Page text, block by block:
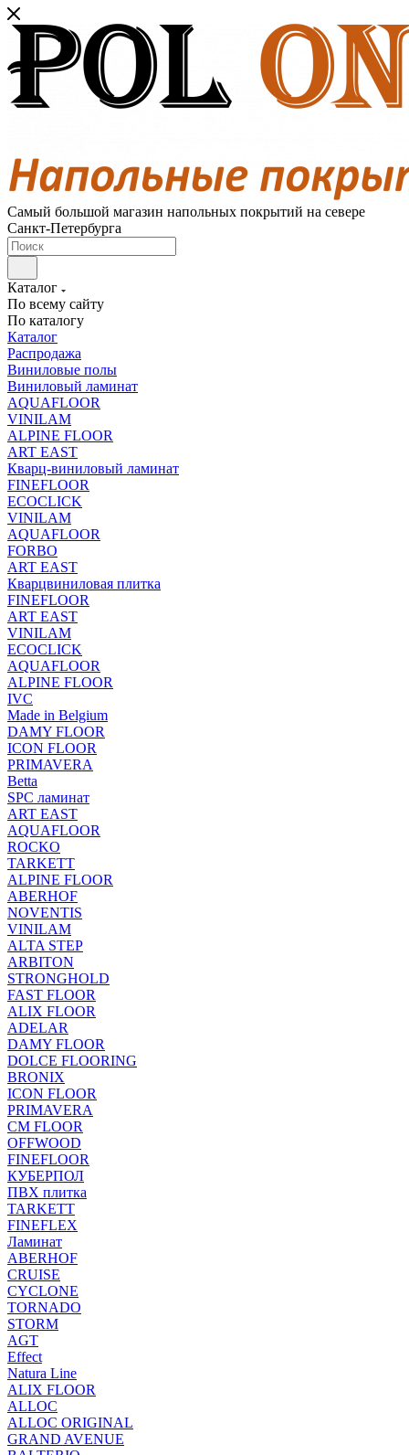
Самый большой магазин напольных покрытий на севере
Санкт-Петербурга
Каталог
По всему сайту
По каталогу
Каталог
Распродажа
Виниловые полы
Виниловый ламинат
AQUAFLOOR
VINILAM
ALPINE FLOOR
ART EAST
Кварц-виниловый ламинат
FINEFLOOR
ECOCLICK
VINILAM
AQUAFLOOR
FORBO
ART EAST
Кварцвиниловая плитка
FINEFLOOR
ART EAST
VINILAM
ECOCLICK
AQUAFLOOR
ALPINE FLOOR
IVC
Made in Belgium
DAMY FLOOR
ICON FLOOR
PRIMAVERA
Betta
SPC ламинат
ART EAST
AQUAFLOOR
ROCKO
TARKETT
ALPINE FLOOR
ABERHOF
NOVENTIS
VINILAM
ALTA STEP
ARBITON
STRONGHOLD
FAST FLOOR
ALIX FLOOR
ADELAR
DAMY FLOOR
DOLCE FLOORING
BRONIX
ICON FLOOR
PRIMAVERA
CM FLOOR
OFFWOOD
FINEFLOOR
КУБЕРПОЛ
ПВХ плитка
TARKETT
FINEFLEX
Ламинат
ABERHOF
CRUISE
CYCLONE
TORNADO
STORM
AGT
Effect
Natura Line
ALIX FLOOR
ALLOC
ALLOC ORIGINAL
GRAND AVENUE